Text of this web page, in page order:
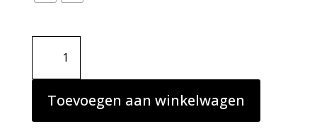
Simone
Perele
Delice
slip
zwart
aantal
Toevoegen aan winkelwagen